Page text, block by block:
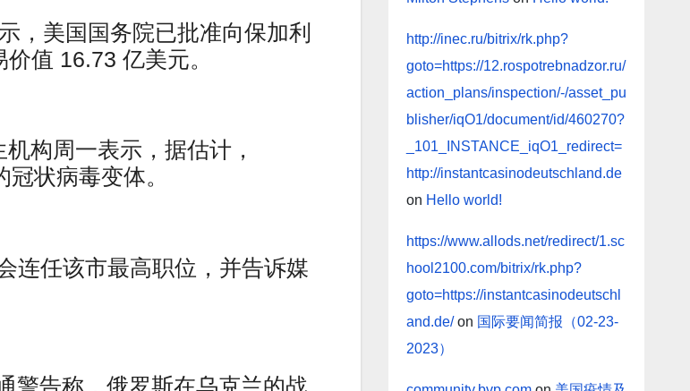
，美国国务院已批准向保加利
值 16.73 亿美元。
构周一表示，据估计，
状病毒变体。
连任该市最高职位，并告诉媒
告称，俄罗斯在乌克兰的战
http://inec.ru/bitrix/rk.php?
goto=https://12.rospotrebnadzor.ru/
action_plans/inspection/-/asset_pu
blisher/iqO1/document/id/460270?
_101_INSTANCE_iqO1_redirect=
http://instantcasinodeutschland.de
on Hello world!
https://www.allods.net/redirect/1.sc
hool2100.com/bitrix/rk.php?
goto=https://instantcasinodeutschl
and.de/on 国际要闻简报（02-23-
2023）